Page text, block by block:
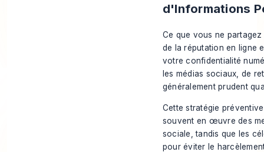
d'Informations
Ce que vous ne
de la réputation en ligne
votre confidentialité
les médias sociaux, de
généralement prudent
Cette stratégie
souvent en œuvre des
sociale, tandis que les
pour éviter le